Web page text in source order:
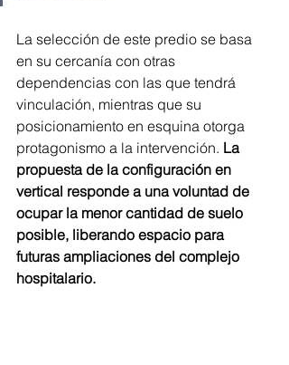
La selección de este predio se basa
en su cercanía con otras
dependencias con las que tendrá
vinculación, mientras que su
posicionamiento en esquina otorga
protagonismo a la intervención. La
propuesta de la configuración en
vertical responde a una voluntad de
ocupar la menor cantidad de suelo
posible, liberando espacio para
futuras ampliaciones del complejo
hospitalario.